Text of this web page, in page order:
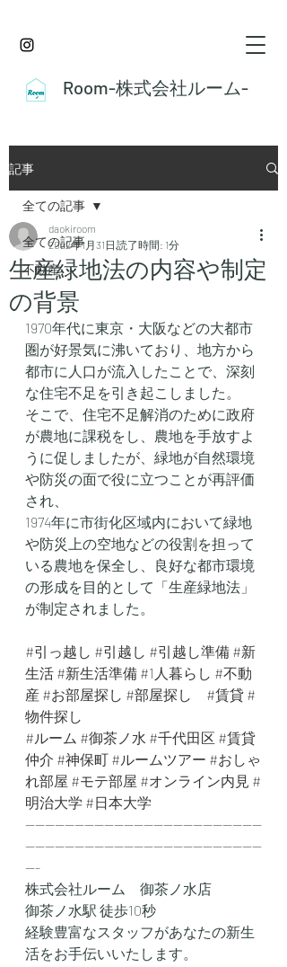
Room-株式会社ルーム-
記事
全ての記事
不動産
全ての記事
生産緑地法の内容や制定
の背景
daokiroom
2022年1月31日 読了時間: 1分
1970年代に東京・大阪などの大都市
圏が好景気に沸いており、地方から
都市に人口が流入したことで、深刻
な住宅不足を引き起こしました。
そこで、住宅不足解消のために政府
が農地に課税をし、農地を手放すよ
うに促しましたが、緑地が自然環境
や防災の面で役に立つことが再評価
され、
1974年に市街化区域内において緑地
や防災上の空地などの役割を担って
いる農地を保全し、良好な都市環境
の形成を目的として「生産緑地法」
が制定されました。
#引っ越し #引越し #引越し準備 #新
生活 #新生活準備 #1人暮らし #不動
産 #お部屋探し #部屋探し #賃貸 #
物件探し
#ルーム #御茶ノ水 #千代田区 #賃貸
仲介 #神保町 #ルームツアー #おしゃ
れ部屋 #モテ部屋 #オンライン内見 #
明治大学 #日本大学
------------------------------------------------
------------------------------------------------
---
株式会社ルーム　御茶ノ水店
御茶ノ水駅 徒歩10秒
経験豊富なスタッフがあなたの新生
活をお手伝いいたします。